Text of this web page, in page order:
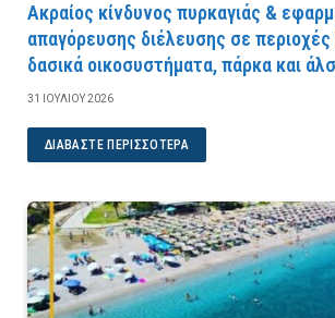
Ακραίος κίνδυνος πυρκαγιάς &
απαγόρευσης διέλευσης σε περιοχές
δασικά οικοσυστήματα, πάρκα και
31 ΙΟΥΛΊΟΥ 2026
ΔΙΑΒΆΣΤΕ ΠΕΡΙΣΣΌΤΕΡΑ